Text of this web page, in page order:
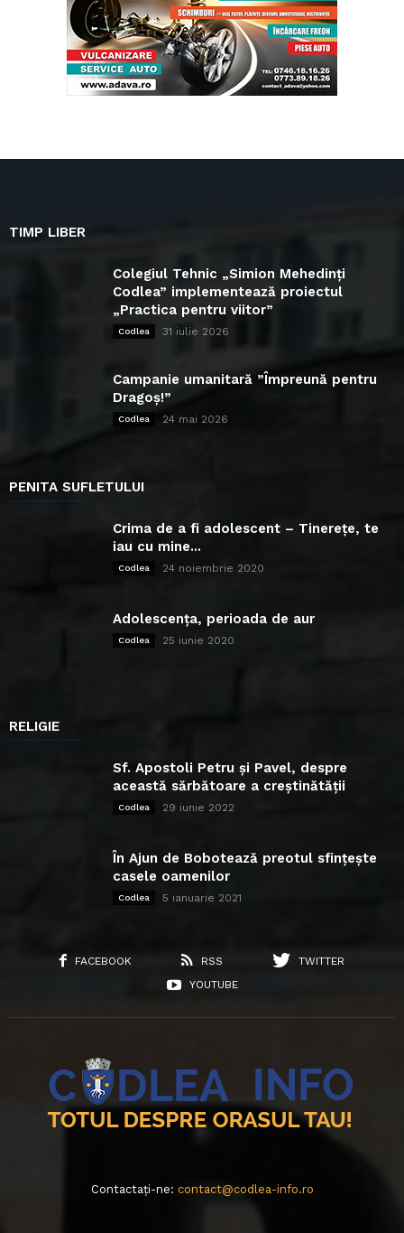
TIMP LIBER
Colegiul Tehnic „Simion Mehedinți
Codlea” implementează proiectul
„Practica pentru viitor”
Codlea 31 iulie 2026
Campanie umanitară ”Împreună pentru
Dragoș!”
Codlea 24 mai 2026
PENITA SUFLETULUI
Crima de a fi adolescent – Tinerețe, te
iau cu mine...
Codlea 24 noiembrie 2020
Adolescența, perioada de aur
Codlea 25 iunie 2020
RELIGIE
Sf. Apostoli Petru și Pavel, despre
această sărbătoare a creștinătății
Codlea 29 iunie 2022
În Ajun de Bobotează preotul sfințește
casele oamenilor
Codlea 5 ianuarie 2021
FACEBOOK RSS
TWITTER
YOUTUBE
Contactați-ne: contact@codlea-info.ro